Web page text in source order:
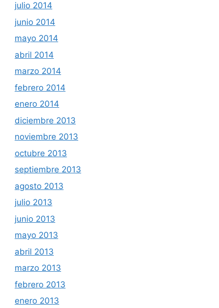
julio 2014
junio 2014
mayo 2014
abril 2014
marzo 2014
febrero 2014
enero 2014
diciembre 2013
noviembre 2013
octubre 2013
septiembre 2013
agosto 2013
julio 2013
junio 2013
mayo 2013
abril 2013
marzo 2013
febrero 2013
enero 2013